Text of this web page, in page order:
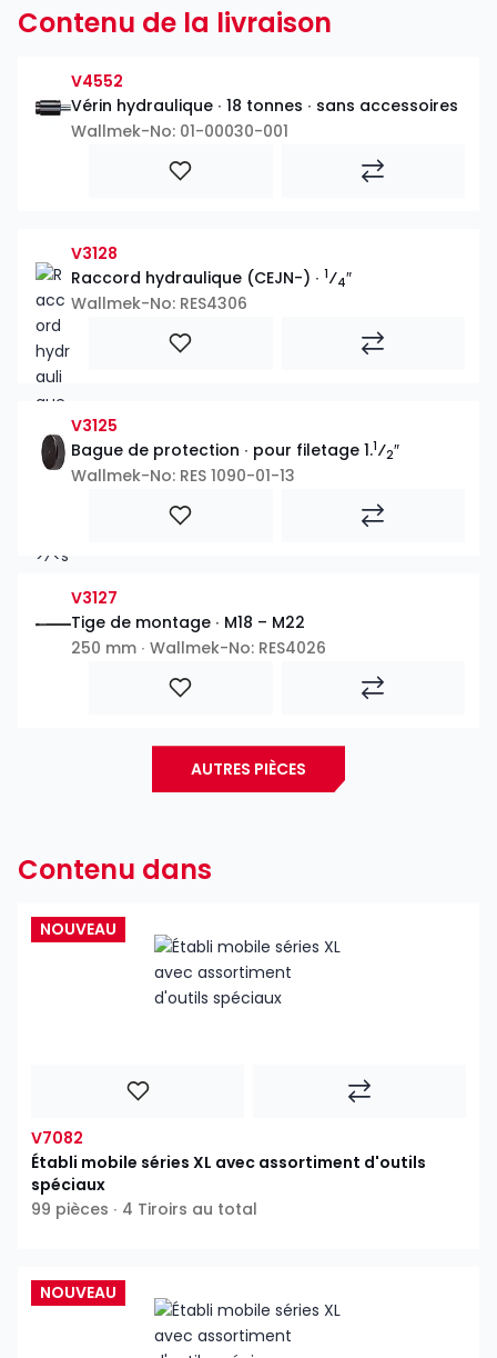
Contenu de la livraison
V4552
Vérin hydraulique ∙ 18 tonnes ∙ sans accessoires
Wallmek-No: 01-00030-001
V3128
Raccord hydraulique (CEJN-) ∙ 1⁄4″
Wallmek-No: RES4306
V3125
Bague de protection ∙ pour filetage 1.1⁄2″
Wallmek-No: RES 1090-01-13
V3127
Tige de montage ∙ M18 – M22
250 mm ∙ Wallmek-No: RES4026
AUTRES PIÈCES
Contenu dans
NOUVEAU
V7082
Établi mobile séries XL avec assortiment d'outils
spéciaux
99 pièces ∙ 4 Tiroirs au total
NOUVEAU